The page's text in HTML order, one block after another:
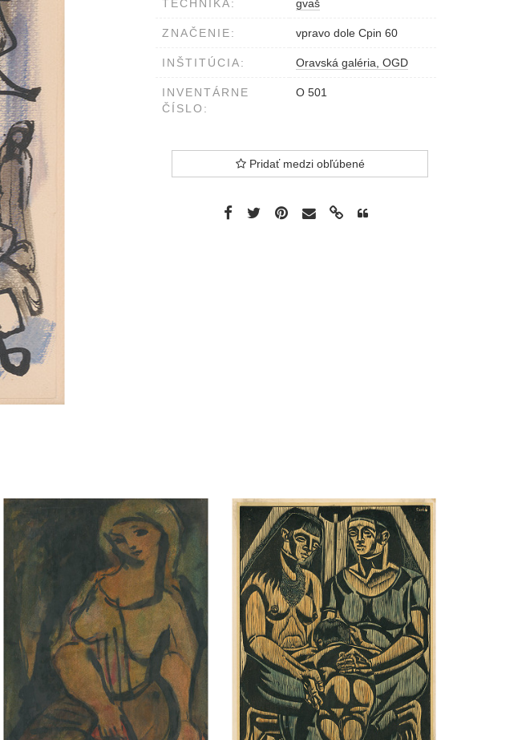
TECHNIKA: gvaš
ZNAČENIE: vpravo dole Cpin 60
INŠTITÚCIA: Oravská galéria, OGD
INVENTÁRNE
ČÍSLO:
O 501
Pridať medzi obľúbené